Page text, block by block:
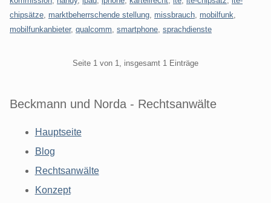
chipsätze marktbeherrschende stellung missbrauch mobilfunk
mobilfunkanbieter, qualcomm smartphone sprachdienste
Seite 1 von 1, insgesamt 1 Einträge
Beckmann und Norda - Rechtsanwälte
Hauptseite
Blog
Rechtsanwälte
Konzept